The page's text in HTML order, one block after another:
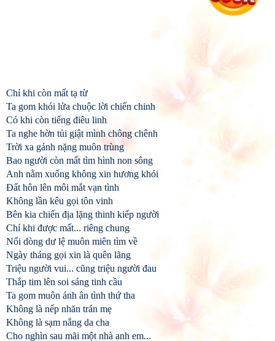
Chỉ khi còn mất tạ từ
Ta gom khói lửa chuộc lời chiến chinh
Có khi còn tiếng điêu linh
Ta nghe hờn tủi giật mình chông chênh
Trời xa gánh nặng muôn trùng
Bao người còn mất tìm hình non sông
Anh nằm xuống không xin hương khói
Đất hôn lên môi mắt vạn tình
Không lần kêu gọi tôn vinh
Bên kia chiến địa lặng thinh kiếp người
Chỉ khi được mất... riêng chung
Nối dòng dư lệ muôn miên tìm về
Ngày tháng gọi xin là quên lãng
Triệu người vui... cũng triệu người đau
Thắp tim lên soi sáng tinh cầu
Ta gom muôn ánh ân tình thứ tha
Không là nếp nhăn trán mẹ
Không là sạm nắng da cha
Cho nghìn sau mãi một nhà anh em...